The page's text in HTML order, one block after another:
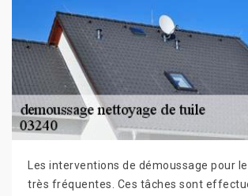
Les interventions de démoussage pour
très fréquentes. Ces tâches sont